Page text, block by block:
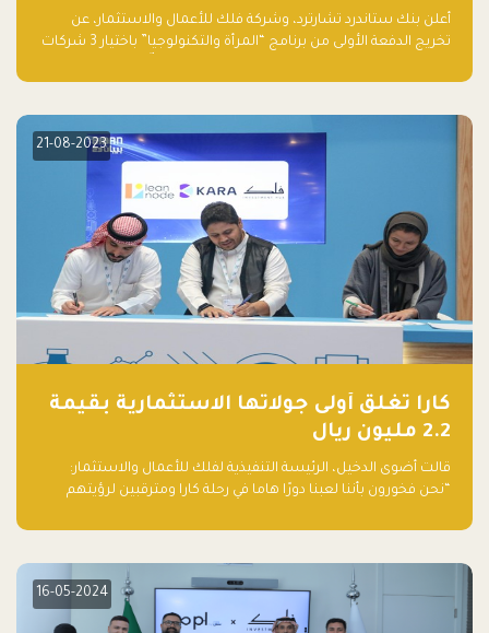
والتكنولوجيا”
أعلن بنك ستاندرد تشارترد، وشركة فلك للأعمال والاستثمار، عن
تخريج الدفعة الأولى من برنامج “المرأة والتكنولوجيا” باختيار 3 شركات
الأعمال، اللواتي خضعن لبرنامج حاضنة مدته 8 أسابيع، أفكاراً مبتكرة
21-08-2023
كارا تغلق أولى جولاتها الاستثمارية بقيمة
2.2 مليون ريال
قالت أضوى الدخيل، الرئيسة التنفيذية لفلك للأعمال والاستثمار:
“نحن فخورون بأننا لعبنا دورًا هاما في رحلة كارا ومترقبين لرؤيتهم
جيدًا لكوكبنا فحسب، بل إنه جيد أيضًا للأعمال”.
16-05-2024